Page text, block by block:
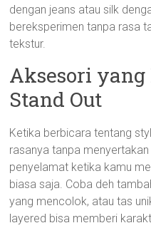
dengan jeans atau silk
bereksperimen tanpa rasa
tekstur.
Aksesori
Stand Out
Ketika berbicara tentang
rasanya tanpa
penyelamat ketika kamu
biasa saja. Coba deh
yang mencolok, atau tas
layered bisa memberi